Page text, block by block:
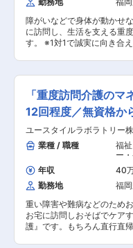
ループ」を頂点に、シンガ
たな市場の開拓に全力を注
である「ろ過技術」を活か
ョン事業」「システムソリ
ンシューマー事業」でビジ
品を提供し競合他社との差
に電子部品や一般産業分野
を持ちます。 変更
WEBマーケティングやシス
ナーへ依頼していましたが
観点から内製化を進め、迅
実行できる体制構築が不可
成長を推進いただける新た
す。裁量ある環境で、自社
事業拡大をリードいただく
す。 社長としては自らブランド米の普及を目指し
ており、生産者の想いも背
米の美味しさを世界に届け
ます。 米卸業界では常に先
いるため、社長の思いをぜ
いです。 ■業務内容： ・ECサイトの運営、管理
・販促企画立案から実施、
との交渉、企画、開発 など
じて、上記の一部又は複数
のお米の中からお客様の好
いただけるように、お米ご
米の特長、どんな料理に合
よう『味の見える化』に取り
障がいなどで身体が動かせ
に訪問し、生活を支える重
す。 ※1対1で誠実に向き合える方
勤と夜勤月12回程度 ◎コーディネーター業務 一
緒にお仕事をするスタッフ
育など働きやすい環境を整
いします。 質問や相談など
られる社員さんとして活躍して
スタッフのフォロー・指導
との連絡 ■担当者会議への
理 ■スタッフのシフト作成
ーム管理 ■非常勤スタッフの採用
務 ■見守り・対話：状態の
の安全管理 ■生活介助： 家
除、料理など） ■身体介護
浴・食事の介助など ■医療
引、経管栄養（胃ろう・
は面談時にお伝えします ◎最初は先輩スタッフが
必ず同行し、業務の流れや
「重度訪問介護のマ
12回程度／無資格か
ユースタイルラボラトリー
業種 / 職種
福
ー
年収
40
勤務地
福
重い障害や難病などのため
お宅に訪問しおそばでケア
護』です。もちろん直行直